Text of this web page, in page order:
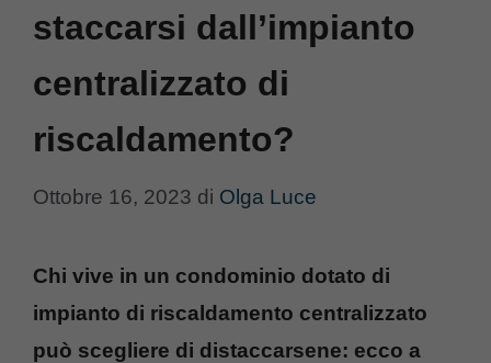
staccarsi dall’impianto
centralizzato di
riscaldamento?
Ottobre 16, 2023 di Olga Luce
Chi vive in un condominio dotato di
impianto di riscaldamento centralizzato
può scegliere di distaccarsene: ecco a